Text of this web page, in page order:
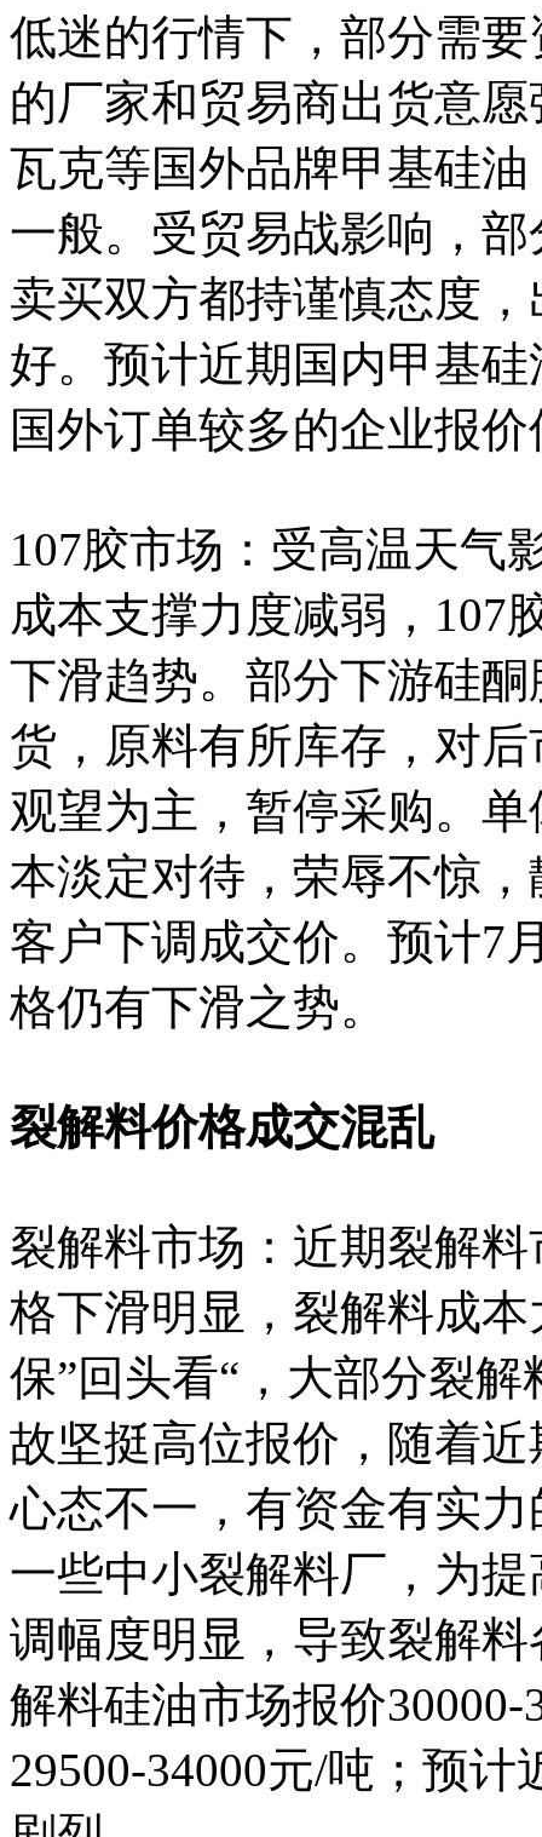
低迷的行情下，部分需
的厂家和贸易商出货意
瓦克等国外品牌甲基硅
一般。受贸易战影响，
卖买双方都持谨慎态度
好。预计近期国内甲基
国外订单较多的企业报
107胶市场：受高温天气
成本支撑力度减弱，107
下滑趋势。部分下游硅
货，原料有所库存，对
观望为主，暂停采购。
本淡定对待，荣辱不惊
客户下调成交价。预计7
格仍有下滑之势。
裂解料价格成交混乱
裂解料市场：近期裂解
格下滑明显，裂解料成
保”回头看“，大部分裂
故坚挺高位报价，随着
心态不一，有资金有实
一些中小裂解料厂，为
调幅度明显，导致裂解
解料硅油市场报价
29500-34000元/吨；预